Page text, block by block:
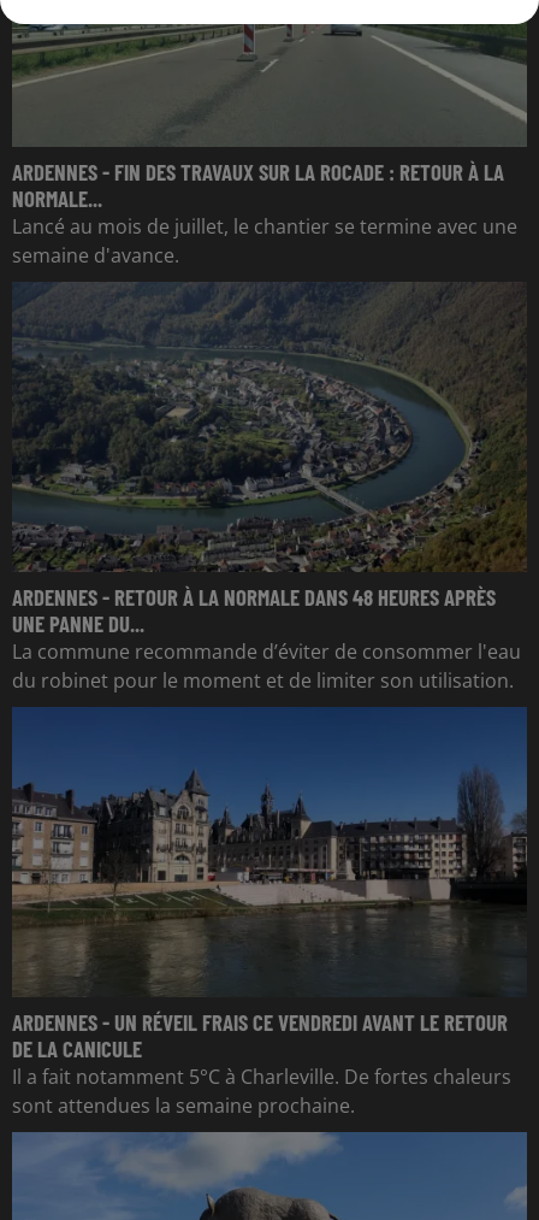
ARDENNES - FIN DES TRAVAUX SUR LA ROCADE : RETOUR À LA
NORMALE...
Lancé au mois de juillet, le chantier se termine avec une
semaine d'avance.
ARDENNES - RETOUR À LA NORMALE DANS 48 HEURES APRÈS
UNE PANNE DU...
La commune recommande d’éviter de consommer l'eau
du robinet pour le moment et de limiter son utilisation.
ARDENNES - UN RÉVEIL FRAIS CE VENDREDI AVANT LE RETOUR
DE LA CANICULE
Il a fait notamment 5°C à Charleville. De fortes chaleurs
sont attendues la semaine prochaine.